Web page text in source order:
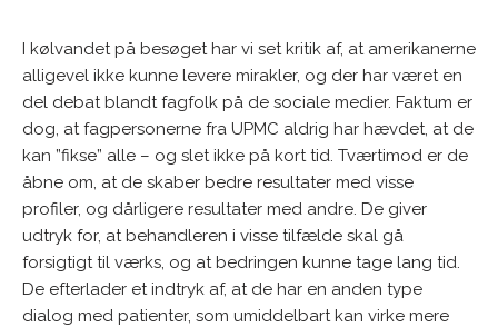
I kølvandet på besøget har vi set kritik af, at amerikanerne
alligevel ikke kunne levere mirakler, og der har været en
del debat blandt fagfolk på de sociale medier. Faktum er
dog, at fagpersonerne fra UPMC aldrig har hævdet, at de
kan ”fikse” alle – og slet ikke på kort tid. Tværtimod er de
åbne om, at de skaber bedre resultater med visse
profiler, og dårligere resultater med andre. De giver
udtryk for, at behandleren i visse tilfælde skal gå
forsigtigt til værks, og at bedringen kunne tage lang tid.
De efterlader et indtryk af, at de har en anden type
dialog med patienter, som umiddelbart kan virke mere